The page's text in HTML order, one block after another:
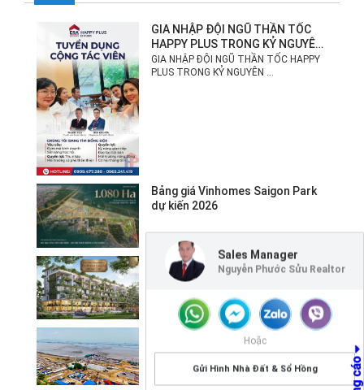
GIA NHẬP ĐỘI NGŨ THẦN TỐC
HAPPY PLUS TRONG KỶ NGUYÊN
MỚI!
GIA NHẬP ĐỘI NGŨ THẦN TỐC HAPPY
PLUS TRONG KỶ NGUYÊN ...
Bảng giá Vinhomes Saigon Park
dự kiến 2026
Giá bán shophouse Eco Retreat
Long An
Cần Giờ thức giấc – đất ven biển
tăng giá nhờ Vinhomes Green
Paradise.
Sales Manager
Nguyễn Phước Sửu Realtor
Hoặc
Gửi Hình Nhà Đất & Sổ Hồng